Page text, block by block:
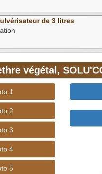
de 3 litres
végétal,
1
2
3
4
5